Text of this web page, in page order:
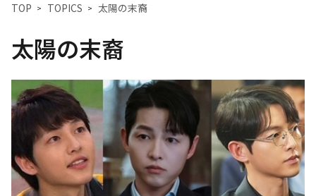
TOP TOPICS 太陽の末裔
太陽の末裔